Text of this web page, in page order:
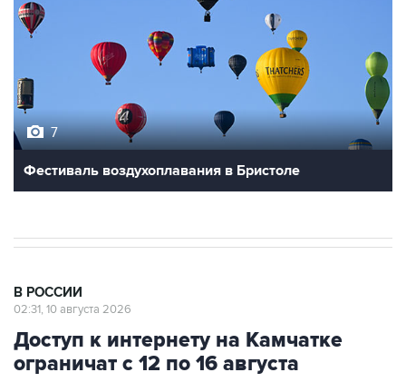
7
Фестиваль воздухоплавания в Бристоле
В РОССИИ
02:31, 10 августа 2026
Доступ к интернету на Камчатке
ограничат с 12 по 16 августа